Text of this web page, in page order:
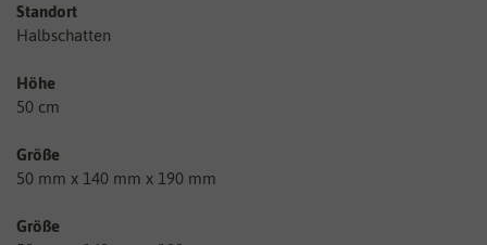
Standort
Halbschatten
Höhe
50 cm
Größe
50 mm x 140 mm x 190 mm
Größe